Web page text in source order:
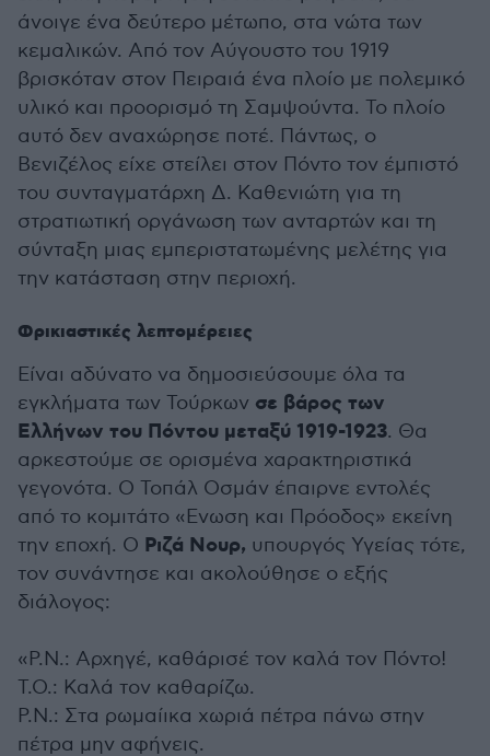
άνοιγε ένα δεύτερο μέτωπο, στα νώτα των
κεμαλικών. Από τον Αύγουστο του 1919
βρισκόταν στον Πειραιά ένα πλοίο με πολεμικό
υλικό και προορισμό τη Σαμψούντα. Το πλοίο
αυτό δεν αναχώρησε ποτέ. Πάντως, ο
Βενιζέλος είχε στείλει στον Πόντο τον έμπιστό
του συνταγματάρχη Δ. Καθενιώτη για τη
στρατιωτική οργάνωση των ανταρτών και τη
σύνταξη μιας εμπεριστατωμένης μελέτης για
την κατάσταση στην περιοχή.
Φρικιαστικές λεπτομέρειες
Είναι αδύνατο να δημοσιεύσουμε όλα τα
εγκλήματα των Τούρκων σε βάρος των
Ελλήνων του Πόντου μεταξύ 1919-1923. Θα
αρκεστούμε σε ορισμένα χαρακτηριστικά
γεγονότα. Ο Τοπάλ Οσμάν έπαιρνε εντολές
από το κομιτάτο «Ενωση και Πρόοδος» εκείνη
την εποχή. Ο Ριζά Νουρ, υπουργός Υγείας τότε,
τον συνάντησε και ακολούθησε ο εξής
διάλογος:
«Ρ.Ν.: Αρχηγέ, καθάρισέ τον καλά τον Πόντο!
Τ.Ο.: Καλά τον καθαρίζω.
Ρ.Ν.: Στα ρωμαίικα χωριά πέτρα πάνω στην
πέτρα μην αφήνεις.